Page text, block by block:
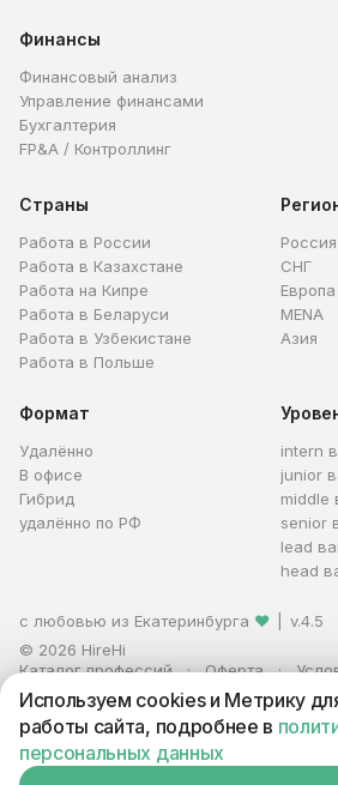
Финансы
Финансовый анализ
Управление финансами
Бухгалтерия
FP&A / Контроллинг
Страны
Работа в России
Работа в Казахстане
Работа на Кипре
Работа в Беларуси
Работа в Узбекистане
Работа в Польше
Россия
СНГ
Европа
MENA
Азия
Формат
Удалённо
В офисе
Гибрид
удалённо по РФ
intern
junior
middle
senior
lead
head
с любовью из Екатеринбурга ❤
v.4.5
© 2026 HireHi
Каталог профессий
Оферта
Персональные данные
Реклама
ИП Захаров Антон Алексеевич · ИНН
321665800059102
Используем cookies и Метрику
работы сайта, подробнее в
персональных данных